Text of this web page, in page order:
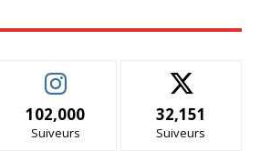
102,000
Suiveurs
32,151
Suiveurs